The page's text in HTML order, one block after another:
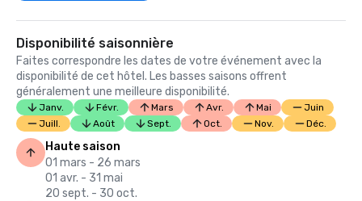
Disponibilité saisonnière
Faites correspondre les dates de votre événement avec la
disponibilité de cet hôtel. Les basses saisons offrent
généralement une meilleure disponibilité.
Janv. Févr. Mars Avr. Mai
Juin
Juill.
Août Sept. Oct. Nov. Déc.
Haute saison
01 mars - 26 mars
01 avr. - 31 mai
20 sept. - 30 oct.